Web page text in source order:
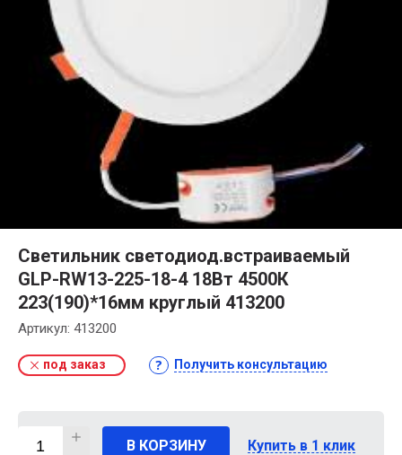
Светильник светодиод.встраиваемый
GLP-RW13-225-18-4 18Вт 4500К
223(190)*16мм круглый 413200
Артикул: 413200
под заказ Получить консультацию
В КОРЗИНУ Купить в 1 клик